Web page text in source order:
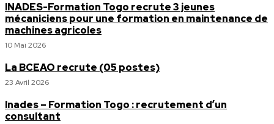
INADES-Formation Togo recrute 3 jeunes
mécaniciens pour une formation en maintenance de
machines agricoles
10 Mai 2026
La BCEAO recrute (05 postes)
23 Avril 2026
Inades – Formation Togo : recrutement d’un
consultant